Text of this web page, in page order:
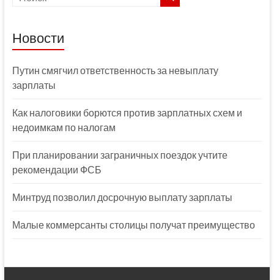
Новости
Путин смягчил ответственность за невыплату
зарплаты
Как налоговики борются против зарплатных схем и
недоимкам по налогам
При планировании заграничных поездок учтите
рекомендации ФСБ
Минтруд позволил досрочную выплату зарплаты
Малые коммерсанты столицы получат преимущество